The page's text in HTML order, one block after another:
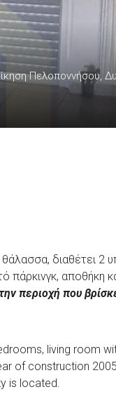
Πελοποννήσου,
διαθέτει 2
πάρκινγκ, αποθήκη
περιοχή που
living room
of construction
is located.